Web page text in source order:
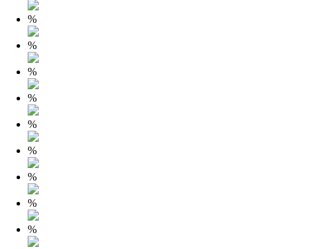
%
%
%
%
%
%
%
%
%